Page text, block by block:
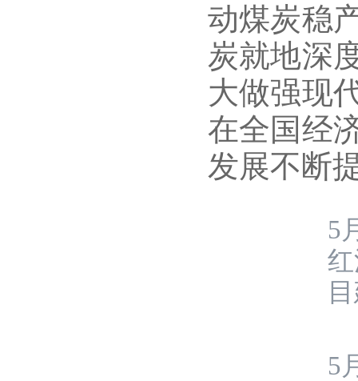
动煤炭稳
炭就地深
大做强现
在全国经
发展不断
5
5